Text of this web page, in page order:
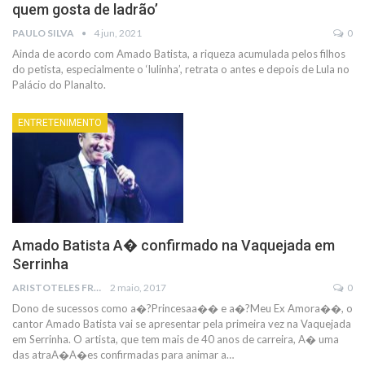
quem gosta de ladrão’
PAULO SILVA 4 jun, 2021 0
Ainda de acordo com Amado Batista, a riqueza acumulada pelos filhos
do petista, especialmente o ‘lulinha’, retrata o antes e depois de Lula no
Palácio do Planalto.
ENTRETENIMENTO
Amado Batista A� confirmado na Vaquejada em
Serrinha
ARISTOTELES FRANCO 2 maio, 2017 0
Dono de sucessos como a�?Princesaa�� e a�?Meu Ex Amora��, o
cantor Amado Batista vai se apresentar pela primeira vez na Vaquejada
em Serrinha. O artista, que tem mais de 40 anos de carreira, A� uma
das atraA�A�es confirmadas para animar a…